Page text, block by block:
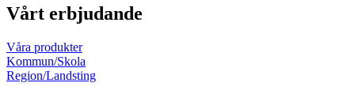
produkten
har
Vårt erbjudande
Våra produkter
Kommun/Skola
Region/Landsting